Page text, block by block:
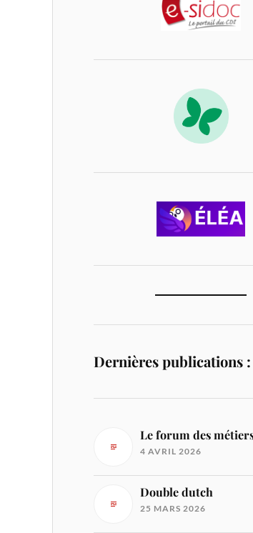
Dernières publications :
Le forum des
4 AVRIL 2026
Double dutch
25 MARS 2026